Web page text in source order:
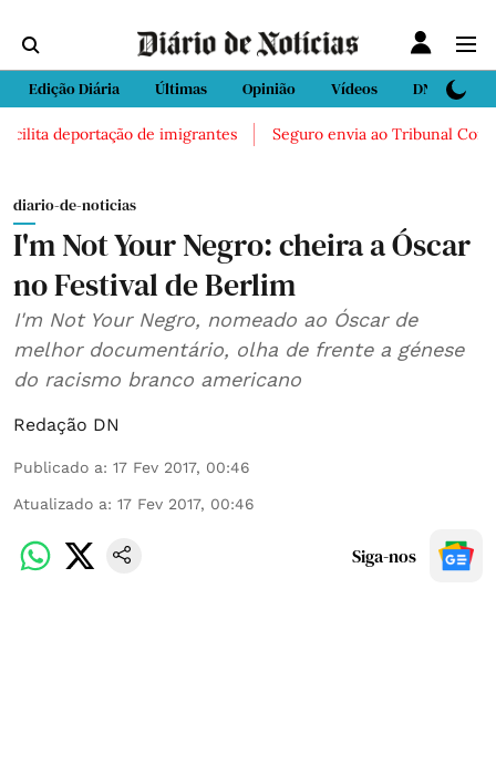
Edição Diária Últimas Opinião Vídeos DN Sport
deportação de imigrantes Seguro envia ao Tribunal
diario-de-noticias
I'm Not Your Negro: cheira a Óscar
no Festival de Berlim
I'm Not Your Negro, nomeado ao Óscar de
melhor documentário, olha de frente a génese
do racismo branco americano
Redação DN
Publicado a: 17 Fev 2017, 00:46
Atualizado a: 17 Fev 2017, 00:46
Siga-nos